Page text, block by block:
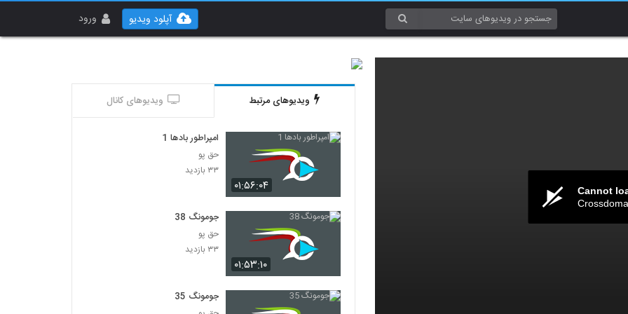
ورود آپلود ویدیو
Cannot
ویدیوهای مرتبط ویدیوهای کانال
۰۱:۵۶:۰۴
امپراطور بادها 1
حق پو
۳۳ بازدید
۰۱:۵۳:۱۰
جومونگ 38
حق پو
۳۳ بازدید
جومونگ 35